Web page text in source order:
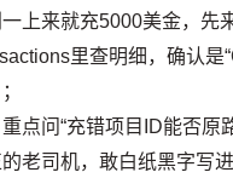
一上来就充5000美金，先
里查明细，确认是
重点问“充错项目ID能否原
司机，敢白纸黑字写进